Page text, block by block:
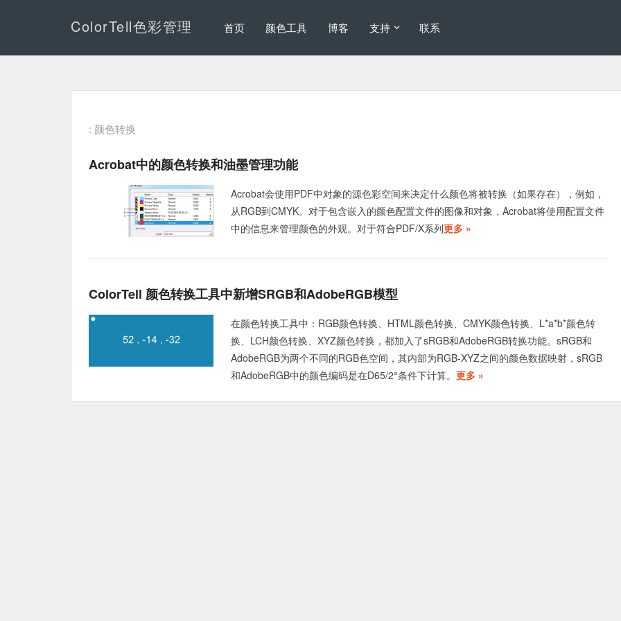
ColorTell色彩管理 首页 颜色工具 博客 支持 联系
: 颜色转换
Acrobat中的颜色转换和油墨管理功能
Acrobat会使用PDF中对象的源色彩空间来决定什么颜色将被转换（如果存在），例如，
从RGB到CMYK。对于包含嵌入的颜色配置文件的图像和对象，Acrobat将使用配置文件
中的信息来管理颜色的外观。对于符合PDF/X系列更多 »
ColorTell 颜色转换工具中新增sRGB和AdobeRGB模型
在颜色转换工具中：RGB颜色转换、HTML颜色转换、CMYK颜色转换、L*a*b*颜色转
换、LCH颜色转换、XYZ颜色转换，都加入了sRGB和AdobeRGB转换功能。sRGB和
AdobeRGB为两个不同的RGB色空间，其内部为RGB-XYZ之间的颜色数据映射，sRGB
和AdobeRGB中的颜色编码是在D65/2°条件下计算。 更多 »